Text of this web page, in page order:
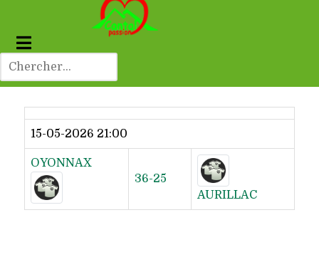
Dernier résultat
15-05-2026 21:00
OYONNAX
36-25
AURILLAC